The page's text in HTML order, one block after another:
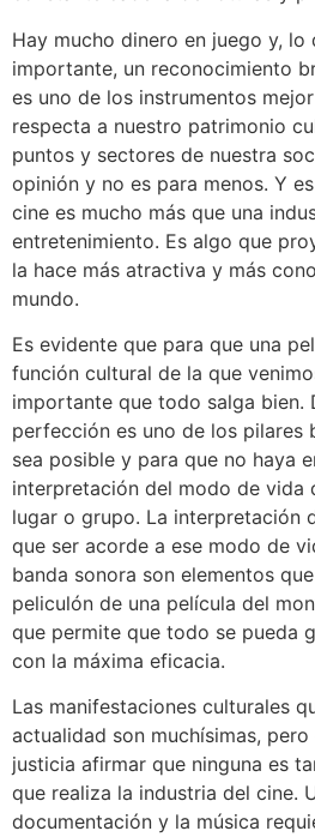
Hay mucho dinero en juego y, lo
importante, un reconocimiento
es uno de los instrumentos
respecta a nuestro patrimonio
puntos y sectores de nuestra
opinión y no es para menos. Y
cine es mucho más que una
entretenimiento. Es algo que
la hace más atractiva y más
mundo.
Es evidente que para que una
función cultural de la que
importante que todo salga bien.
perfección es uno de los pilares
sea posible y para que no haya
interpretación del modo de vida
lugar o grupo. La interpretación
que ser acorde a ese modo de
banda sonora son elementos
peliculón de una película del
que permite que todo se pueda
con la máxima eficacia.
Las manifestaciones culturales
actualidad son muchísimas,
justicia afirmar que ninguna es
que realiza la industria del cine.
documentación y la música